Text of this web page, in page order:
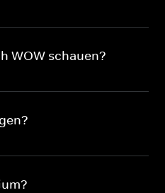
WOW schauen?